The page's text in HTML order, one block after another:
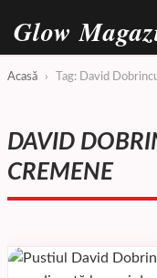
Glow
Acasă › Tag: David
DAVID
CREMENE